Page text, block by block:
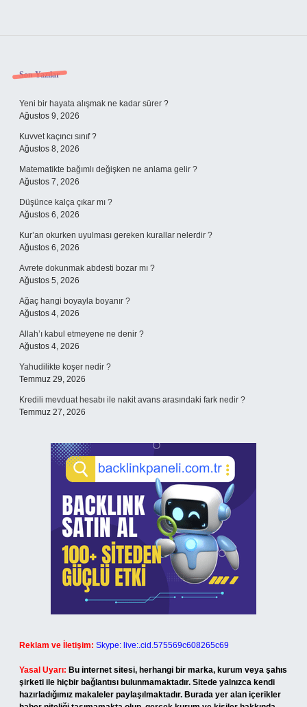
Sidebar
Son Yazılar
Yeni bir hayata alışmak ne kadar sürer ?
Ağustos 9, 2026
Kuvvet kaçıncı sınıf ?
Ağustos 8, 2026
Matematikte bağımlı değişken ne anlama gelir ?
Ağustos 7, 2026
Düşünce kalça çıkar mı ?
Ağustos 6, 2026
Kur’an okurken uyulması gereken kurallar nelerdir ?
Ağustos 6, 2026
Avrete dokunmak abdesti bozar mı ?
Ağustos 5, 2026
Ağaç hangi boyayla boyanır ?
Ağustos 4, 2026
Allah’ı kabul etmeyene ne denir ?
Ağustos 4, 2026
Yahudilikte koşer nedir ?
Temmuz 29, 2026
Kredili mevduat hesabı ile nakit avans arasındaki fark nedir ?
Temmuz 27, 2026
Reklam ve İletişim: Skype: live:.cid.575569c608265c69
Yasal Uyarı: Bu internet sitesi, herhangi bir marka, kurum veya şahıs
şirketi ile hiçbir bağlantısı bulunmamaktadır. Sitede yalnızca kendi
hazırladığımız makaleler paylaşılmaktadır. Burada yer alan içerikler